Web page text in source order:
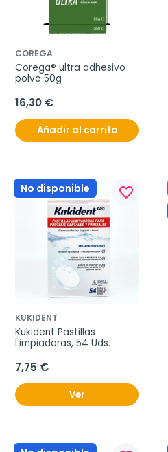
COREGA
Corega® ultra adhesivo
polvo 50g
16,30 €
Añadir al carrito
No disponible favorite_border
KUKIDENT
Kukident Pastillas
Limpiadoras, 54 Uds.
7,75 €
Ver